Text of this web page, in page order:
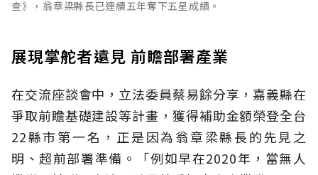
查》，翁章梁縣長已連續五年奪下五星成績。
展現掌舵者遠見 前瞻部署產業
在交流座談會中，立法委員蔡易餘分享，嘉義縣在
爭取前瞻基礎建設等計畫，獲得補助金額榮登全台
22縣市第一名，正是因為翁章梁縣長的先見之
明、超前部署準備。「例如早在2020年，當無人